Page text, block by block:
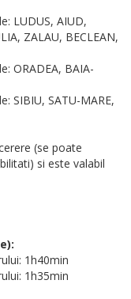
LUDUS, AIUD,
ZALAU, BECLEAN,
ORADEA, BAIA-
SIBIU, SATU-MARE,
(se poate
si este valabil
1h40min
1h35min